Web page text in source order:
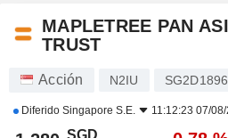
MAPLETREE PAN
TRUST
Acción N2IU
Diferido Singapore S.E. 11:12:23 07/
SGD